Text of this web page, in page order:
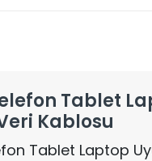
Tablet
Kablosu
Tablet Laptop